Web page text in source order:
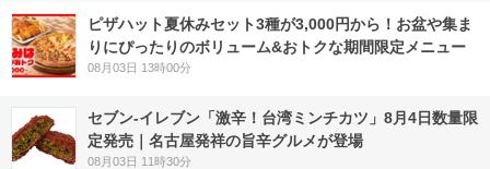
ピザハット夏休みセット3種が3,000円から！お盆や集ま
りにぴったりのボリューム&おトクな期間限定メニュー
08月03日 13時00分
セブン-イレブン「激辛！台湾ミンチカツ」8月4日数量限
定発売｜名古屋発祥の旨辛グルメが登場
08月03日 11時30分